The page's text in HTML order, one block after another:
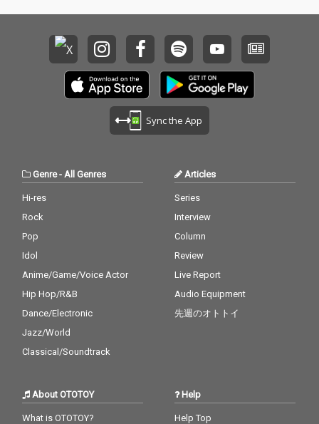
Sync the App
Genre- All Genres
Hi-res
Rock
Pop
Idol
Anime/Game/Voice Actor
Hip Hop/R&B
Dance/Electronic
Jazz/World
Classical/Soundtrack
Articles
Series
Interview
Column
Review
Live Report
Audio Equipment
先週のオトトイ
About OTOTOY
What is OTOTOY?
Help
Help Top